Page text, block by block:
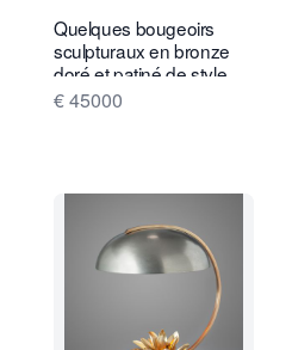
Quelques bougeoirs
sculpturaux en bronze
doré et patiné de style
Empire français, vers
€ 45000